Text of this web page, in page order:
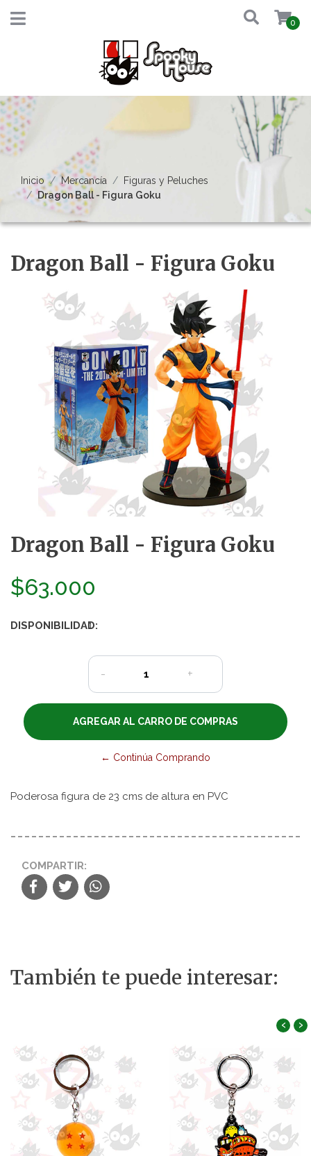
0
Inicio Mercancía
Figuras y Peluches
Dragon Ball - Figura Goku
Dragon Ball - Figura Goku
Dragon Ball - Figura Goku
$63.000
DISPONIBILIDAD:
1
- +
← Continúa Comprando
Poderosa figura de 23 cms de altura en PVC
COMPARTIR:
También te puede interesar:
‹ ›